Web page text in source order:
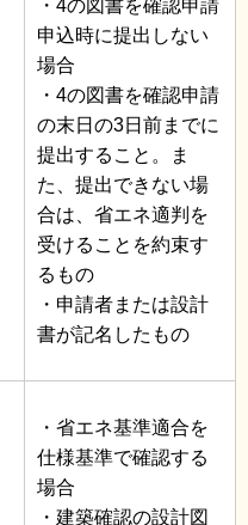
・4の図書を確認申請
申込時に提出しない
場合
・4の図書を確認申請
の末日の3日前までに
提出すること。ま
た、提出できない場
合は、省エネ適判を
受けることを約束す
るもの
・申請者または設計
書が記名したもの
・省エネ基準適合を
仕様基準で確認する
場合
・建築確認の設計図